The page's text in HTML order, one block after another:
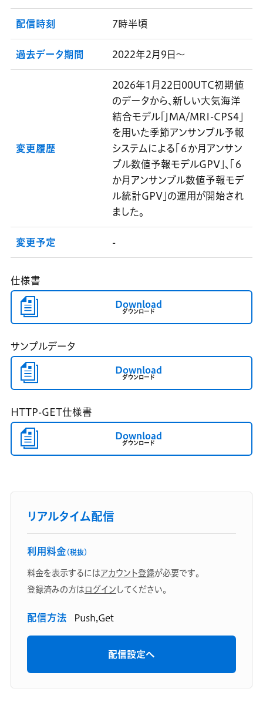
配信時刻 7時半頃
過去データ期間 2022年2月9日～
変更履歴
2026年1月22日00UTC初期値
のデータから、新しい大気海洋
結合モデル「JMA/MRI-CPS4」
を用いた季節アンサンブル予報
システムによる「６か月アンサン
ブル数値予報モデルGPV」、「６
か月アンサンブル数値予報モデ
ル統計GPV」の運用が開始され
ました。
変更予定 -
仕様書
Download
ダウンロード
サンプルデータ
Download
ダウンロード
HTTP-GET仕様書
Download
ダウンロード
リアルタイム配信
利用料金 （税抜）
料金を表示するにはアカウント登録が必要です。
登録済みの方はログインしてください。
配信方法 Push,Get
配信設定へ